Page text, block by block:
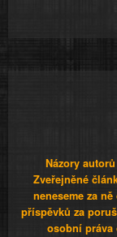
Názory
Zveřejněné
neneseme za
příspěvků za
osobní práva